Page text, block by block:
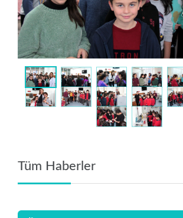
Tüm Haberler